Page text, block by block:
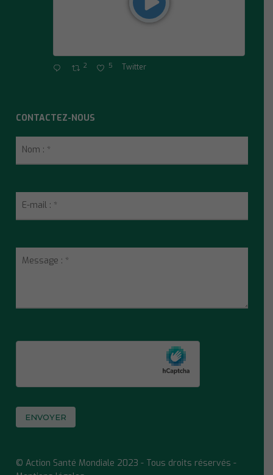
2 5 Twitter
CONTACTEZ-NOUS
© Action Santé Mondiale 2023 - Tous droits réservés -